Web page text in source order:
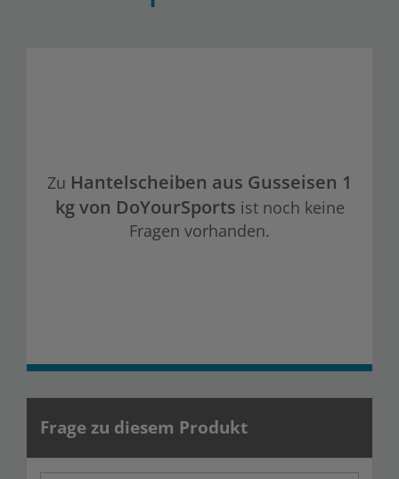
Zu Hantelscheiben aus Gusseisen 1
kg von DoYourSports ist noch keine
Fragen vorhanden.
Frage zu diesem Produkt